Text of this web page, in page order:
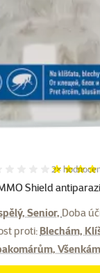
Shield
Hodnocení
2×
Senior, Doba
proti: Blechám,
Všenkám